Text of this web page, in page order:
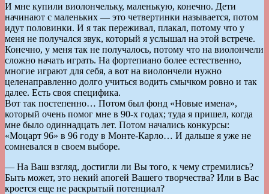
И мне купили виолончельку, маленькую, конечно. Дети
начинают с маленьких — это четвертинки называется, потом
идут половинки. И я так переживал, плакал, потому что у
меня не получался звук, который я услышал на этой встрече.
Конечно, у меня так не получалось, потому что на виолончели
сложно начать играть. На фортепиано более естественно,
многие играют для себя, а вот на виолончели нужно
целенаправленно долго учиться водить смычком ровно и так
далее. Есть своя специфика.
Вот так постепенно… Потом был фонд «Новые имена»,
который очень помог мне в 90-х годах; туда я пришел, когда
мне было одиннадцать лет. Потом начались конкурсы:
«Моцарт 96» в 96 году в Монте-Карло… И дальше я уже не
сомневался в своем выборе.
— На Ваш взгляд, достигли ли Вы того, к чему стремились?
Быть может, это некий апогей Вашего творчества? Или в Вас
кроется еще не раскрытый потенциал?